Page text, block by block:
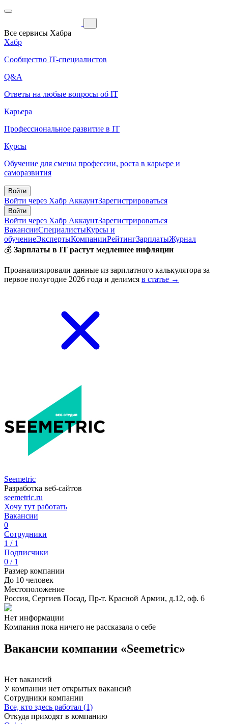
Все сервисы Хабра
Хабр
Сообщество IT-специалистов
Q&A
Ответы на любые вопросы об IT
Карьера
Профессиональное развитие в IT
Курсы
Обучение для смены профессии, роста в карьере и
саморазвития
Войти
Войти через Хабр АккаунтЗарегистрироваться
Войти
Войти через Хабр АккаунтЗарегистрироваться
ВакансииСпециалистыКурсы и
обучениеЭкспертыКомпанииРейтингЗарплатыЖурнал
💰 Зарплаты в IT растут медленнее инфляции
Проанализировали данные из зарплатного калькулятора за
первое полугодие 2026 года и делимся в статье →
Seemetric
Разработка веб-сайтов
seemetric.ru
Хочу тут работать
Вакансии
0
Сотрудники
1 / 1
Подписчики
0 / 1
Размер компании
До 10 человек
Местоположение
Россия, Сергиев Посад, Пр-т. Красной Армии, д.12, оф. 6
Нет информации
Компания пока ничего не рассказала о себе
Вакансии компании «Seemetric»
Нет вакансий
У компании нет открытых вакансий
Сотрудники компании
Все, кто здесь работал (1)
Откуда приходят в компанию